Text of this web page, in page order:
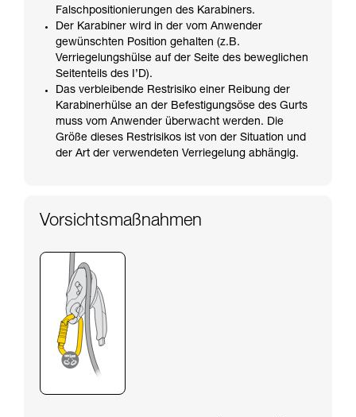
Falschpositionierungen des Karabiners.
Der Karabiner wird in der vom Anwender
gewünschten Position gehalten (z.B.
Verriegelungshülse auf der Seite des beweglichen
Seitenteils des I’D).
Das verbleibende Restrisiko einer Reibung der
Karabinerhülse an der Befestigungsöse des Gurts
muss vom Anwender überwacht werden. Die
Größe dieses Restrisikos ist von der Situation und
der Art der verwendeten Verriegelung abhängig.
Vorsichtsmaßnahmen